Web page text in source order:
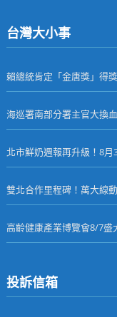
台灣大小事
賴總統肯定「金唐獎」得
海巡署南部分署主官大換
北市鮮奶週報再升級！8
雙北合作里程碑！萬大線
高齡健康產業博覽會8/7盛
投訴信箱